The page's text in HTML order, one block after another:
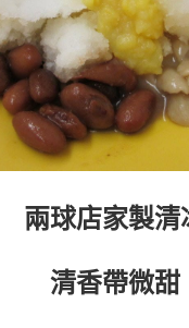
兩球店家製清
清香帶微甜